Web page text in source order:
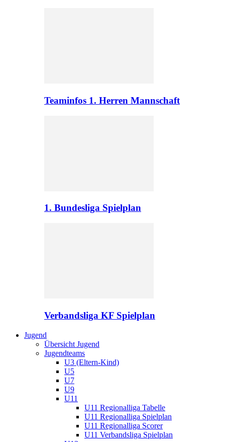
Teaminfos 1. Herren Mannschaft
1. Bundesliga Spielplan
Verbandsliga KF Spielplan
Jugend
Übersicht Jugend
Jugendteams
U3 (Eltern-Kind)
U5
U7
U9
U11
U11 Regionalliga Tabelle
U11 Regionalliga Spielplan
U11 Regionalliga Scorer
U11 Verbandsliga Spielplan